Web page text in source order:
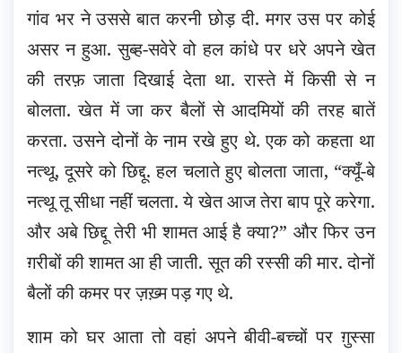
गांव भर ने उससे बात करनी छोड़ दी. मगर उस पर कोई
असर न हुआ. सुब्ह-सवेरे वो हल कांधे पर धरे अपने खेत
की तरफ़ जाता दिखाई देता था. रास्ते में किसी से न
बोलता. खेत में जा कर बैलों से आदमियों की तरह बातें
करता. उसने दोनों के नाम रखे हुए थे. एक को कहता था
नत्थू, दूसरे को छिद्दू. हल चलाते हुए बोलता जाता, “क्यूँ-बे
नत्थू तू सीधा नहीं चलता. ये खेत आज तेरा बाप पूरे करेगा.
और अबे छिद्दू तेरी भी शामत आई है क्या?” और फिर उन
ग़रीबों की शामत आ ही जाती. सूत की रस्सी की मार. दोनों
बैलों की कमर पर ज़ख़्म पड़ गए थे.
शाम को घर आता तो वहां अपने बीवी-बच्चों पर ग़ुस्सा